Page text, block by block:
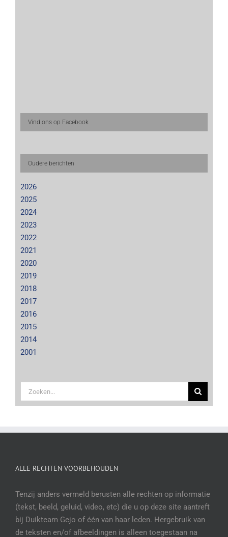
Vind ons op Facebook
Oudere berichten
2026
2025
2024
2023
2022
2021
2020
2019
2018
2017
2016
2015
2014
2001
Zoeken
naar:
ALLE RECHTEN VOORBEHOUDEN
Tenzij anders vermeld berusten alle rechten op informatie
(tekst, beeld, geluid, video, etc) die u op deze site aantreft
bij Duikteam Gejo of één van haar leden. Hergebruik van
de teksten en/of afbeeldingen is alleen toegestaan na